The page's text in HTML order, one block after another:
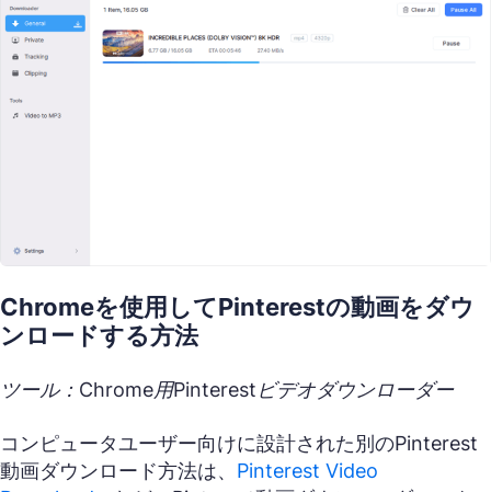
Chromeを使用してPinterestの動画をダウ
ンロードする方法
ツール：Chrome用Pinterestビデオダウンローダー
コンピュータユーザー向けに設計された別のPinterest
動画ダウンロード方法は、 Pinterest Video